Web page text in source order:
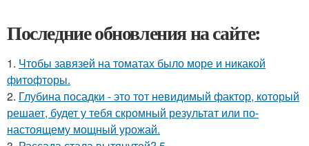
Последние обновления на сайте:
1. Чтобы завязей на томатах было море и никакой
фитофторы.
2. Глубина посадки - это тот невидимый фактор, который
решает, будет у тебя скромный результат или по-
настоящему мощный урожай.